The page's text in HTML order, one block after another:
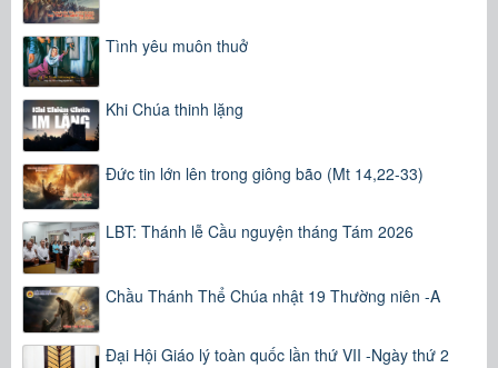
Tình yêu muôn thuở
Khi Chúa thinh lặng
Đức tin lớn lên trong giông bão (Mt 14,22-33)
LBT: Thánh lễ Cầu nguyện tháng Tám 2026
Chầu Thánh Thể Chúa nhật 19 Thường niên -A
Đại Hội Giáo lý toàn quốc lần thứ VII -Ngày thứ 2